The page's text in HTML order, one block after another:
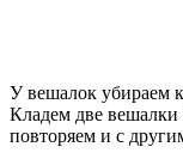
У вешалок убираем
Кладем две вешалки
повторяем и с